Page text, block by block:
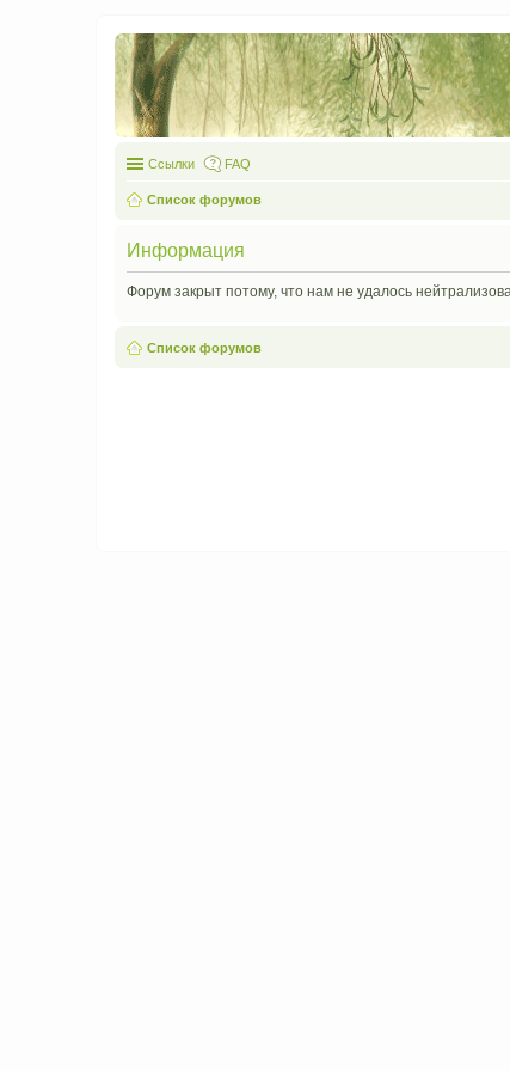
Ссылки FAQ
Список форумов
Информация
Форум закрыт потому, что нам не удалось
Список форумов